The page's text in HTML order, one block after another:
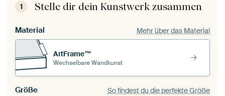
1 Stelle dir dein Kunstwerk zusammen
Material Mehr über das Material
ArtFrame™
Wechselbare Wandkunst
Größe So findest du die perfekte Größe